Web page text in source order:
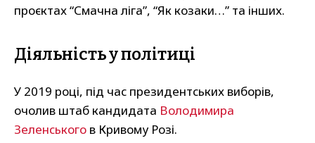
проєктах “Смачна ліга”, “Як козаки…” та інших.
Діяльність у політиці
У 2019 році, під час президентських виборів,
очолив штаб кандидата Володимира
Зеленського в Кривому Розі.